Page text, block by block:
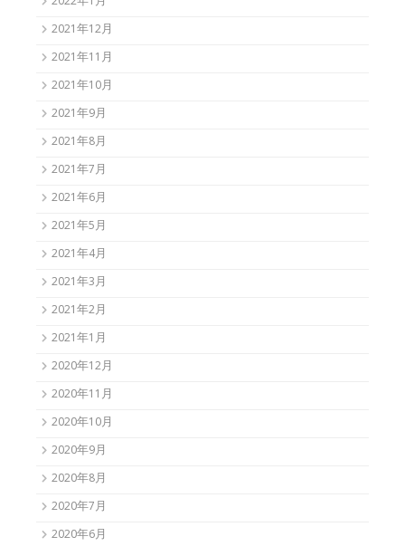
2021年12月
2021年11月
2021年10月
2021年9月
2021年8月
2021年7月
2021年6月
2021年5月
2021年4月
2021年3月
2021年2月
2021年1月
2020年12月
2020年11月
2020年10月
2020年9月
2020年8月
2020年7月
2020年6月